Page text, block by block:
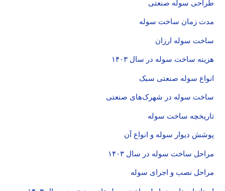
طراحی سوله صنعتی
مدت زمان ساخت سوله
ساخت سوله ارزان
هزینه ساخت سوله در سال ۱۴۰۳
انواع سوله صنعتی سبک
ساخت سوله در شهرک‌های صنعتی
تاریخچه ساخت سوله
پوشش دیوار سوله و انواع آن
مراحل ساخت سوله در سال ۱۴۰۳
مراحل نصب و اجرای سوله